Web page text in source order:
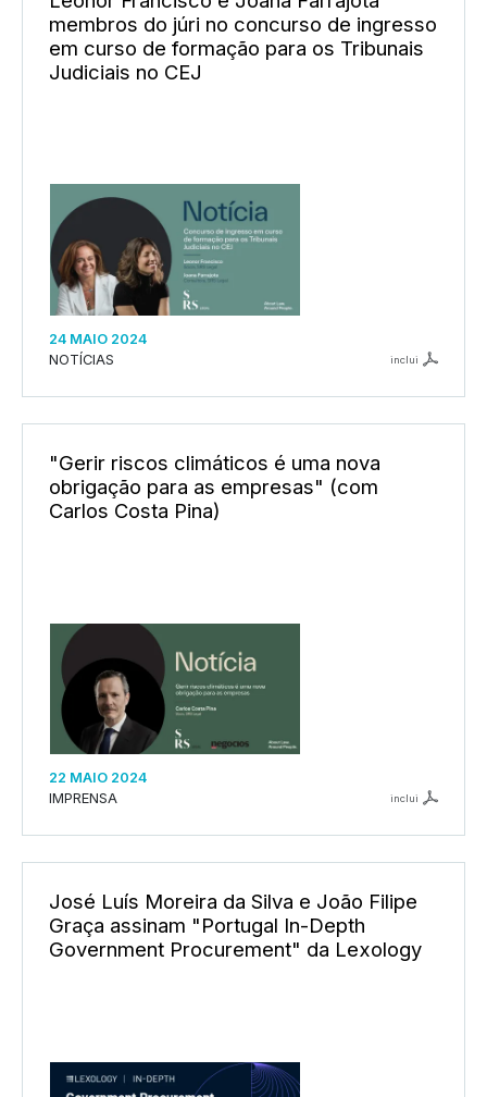
membros do júri no concurso de ingresso
em curso de formação para os Tribunais
Judiciais no CEJ
24 MAIO 2024
NOTÍCIAS
inclui
"Gerir riscos climáticos é uma nova
obrigação para as empresas" (com
Carlos Costa Pina)
22 MAIO 2024
IMPRENSA
inclui
José Luís Moreira da Silva e João Filipe
Graça assinam "Portugal In-Depth
Government Procurement" da Lexology